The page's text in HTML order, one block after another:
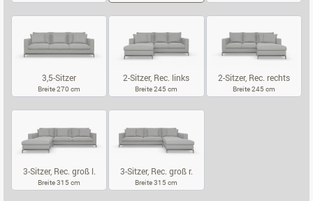
3,5-Sitzer
Breite 270 cm
2-Sitzer, Rec. links
Breite 245 cm
2-Sitzer, Rec. rechts
Breite 245 cm
3-Sitzer, Rec. groß l.
Breite 315 cm
3-Sitzer, Rec. groß r.
Breite 315 cm